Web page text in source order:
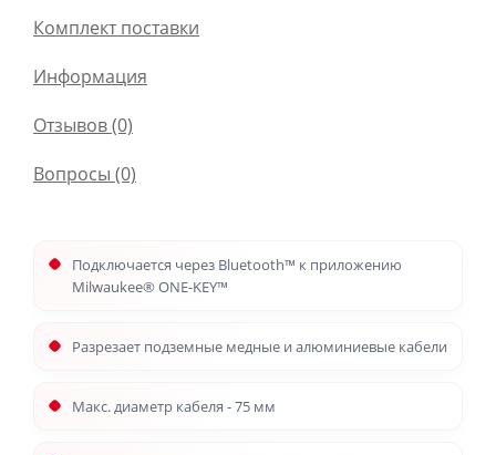
Комплект поставки
Информация
Отзывов (0)
Вопросы (0)
Подключается через Bluetooth™ к приложению
Milwaukee® ONE-KEY™
Разрезает подземные медные и алюминиевые кабели
Макс. диаметр кабеля - 75 мм